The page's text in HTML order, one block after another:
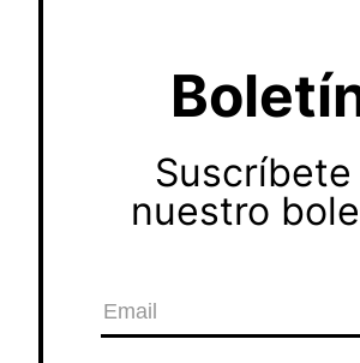
Suscríbete
nuestro